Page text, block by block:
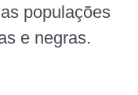
populações
e negras.